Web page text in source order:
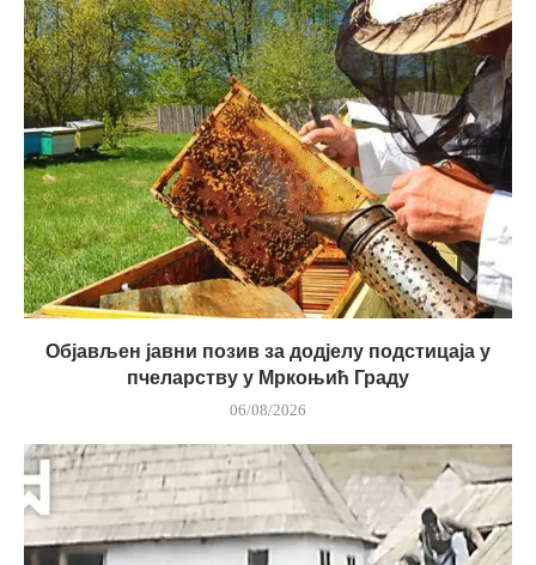
Објављен јавни позив за додјелу подстицаја у
пчеларству у Мркоњић Граду
06/08/2026